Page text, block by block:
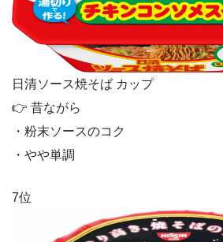
日清ソース焼そば カップ
👉 昔ながら
・粉末ソースのコク
・やや単調
7位